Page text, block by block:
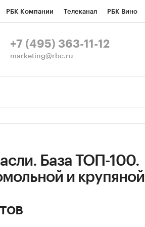
РБК Компании Телеканал РБК Вино
СПб Спецпроекты
+7 (495) 363-11-12
marketing@rbc.ru
База ТОП-100.
и крупяной